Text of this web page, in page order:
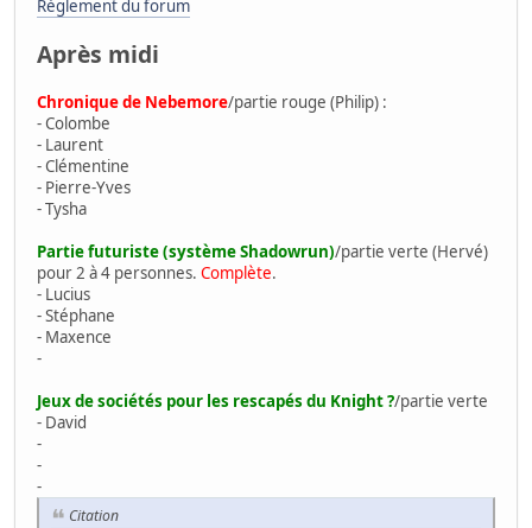
Règlement du forum
Après midi
Chronique de Nebemore/partie rouge (Philip) :
- Colombe
- Laurent
- Clémentine
- Pierre-Yves
- Tysha
Partie futuriste (système Shadowrun)/partie verte (Hervé)
pour 2 à 4 personnes. Complète.
- Lucius
- Stéphane
- Maxence
-
Jeux de sociétés pour les rescapés du Knight ?/partie verte
- David
-
-
-
Citation